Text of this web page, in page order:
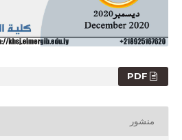
PDF
منشور